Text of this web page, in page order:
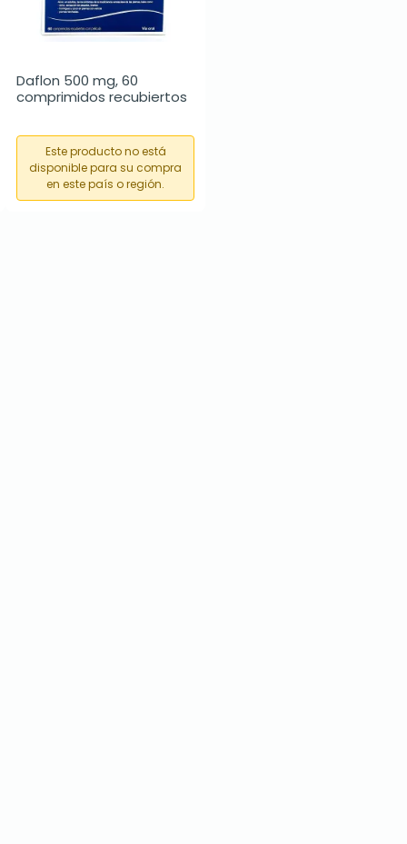
Daflon 500 mg, 60
comprimidos recubiertos
Este producto no está
disponible para su compra
en este país o región.